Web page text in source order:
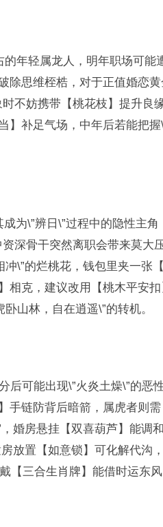
年轻属龙人，明年职场可能
思维桎梏，对于正值婚恋黄
不妨携带【桃花枝】提升良
补足气场，中年后若能把握
为\”辨日\”过程中的隐性主
深骨干突然离职会带来莫大
\”的烂桃花，钱包里夹一张
相克，建议改用【桃木平安
山林，自在逍遥\”的转机。
后可能出现\”火炎土燥\”的恶
手链防背后暗箭，属虎者则
婚房悬挂【双喜葫芦】能调
放置【如意锁】可化解代沟
【三合生肖牌】能借时运东风